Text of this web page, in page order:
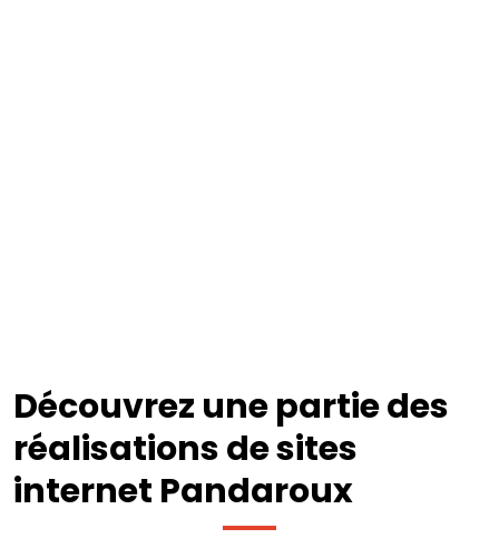
Découvrez une partie des
réalisations de sites
internet Pandaroux